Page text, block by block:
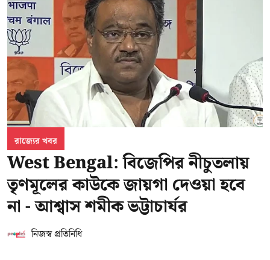
রাজ্যের খবর
West Bengal: বিজেপির নীচুতলায়
তৃণমূলের কাউকে জায়গা দেওয়া হবে
না - আশ্বাস শমীক ভট্টাচার্যর
নিজস্ব প্রতিনিধি